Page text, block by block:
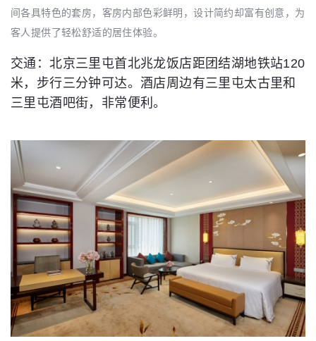
间各具特色的套房，客房内部色彩鲜明，设计简约却富有创意，为
客人提供了轻松舒适的居住体验。
交通：北京三里屯首北兆龙饭店距团结湖地铁站120
米，步行三分钟可达。酒店周边有三里屯太古里和
三里屯酒吧街，非常便利。